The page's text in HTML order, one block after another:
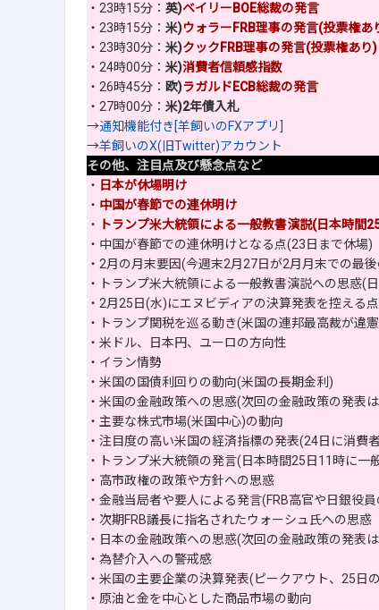
・23時15分： 英)ベイリーBOE総裁の発言
・23時15分： 米)ウォラーFRB理事の発言(投票権あ
・23時30分： 米)クックFRB理事の発言(投票権あり)
・24時00分： 米)消費者信頼感指数
・26時45分： 欧)ラガルドECB総裁の発言
・27時00分： 米)2年債入札
→通知機能付き[羊飼いのFXアプリ]
→羊飼いのX(旧Twitter)アカウント
その他、注目点及び懸念点など
・ 日本が休場明け
・ 中国が春節での連休明け
・
トランプ米大統領による一般教書演説(日本時間
・中国が春節での連休明けとなる点(23日まで休場)
・2月の月末要因(今週末2月27日が2月月末での最
・トランプ米大統領による一般教書演説への思惑(
・2月25日(水)にエヌビディアの決算発表を控える点
・トランプ関税を巡る動き(米国の連邦最高裁が違
・米ドル、日本円、ユーロの方向性
・イラン情勢
・米国の国債利回りの動向(米国の長期金利)
・米国の金融政策への思惑(次回の金融政策の発表
・主要な株式市場(米国中心)の動向
・注目度の高い米国の経済指標の発表(24日に消費
・トランプ米大統領の発言(日本時間25日11時に一
・高市政権の政策や方針への思惑
・金融当局者や要人による発言(FRB高官や日銀役
・次期FRB議長に指名されたウォーシュ氏への思惑
・日本の金融政策への思惑(次回の金融政策の発表
・為替介入への警戒感
・米国の主要企業の決算発表(ピークアウト、25日
・原油と金を中心とした商品市場の動向